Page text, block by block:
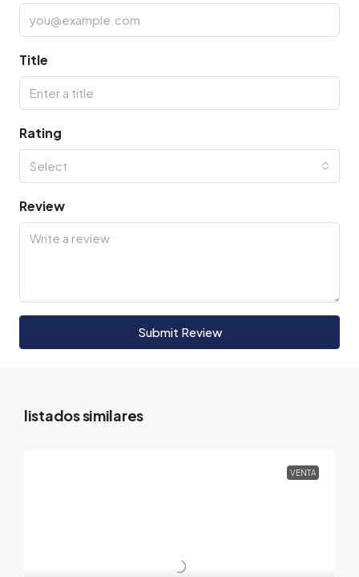
Title
Rating
Select
Review
Submit Review
listados similares
VENTA